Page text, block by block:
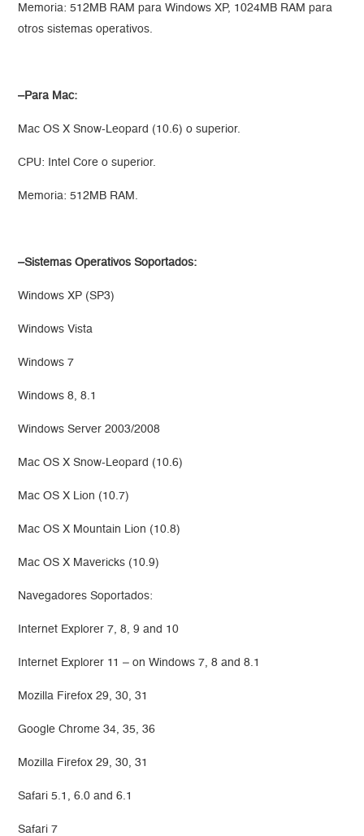
Memoria: 512MB RAM para Windows XP, 1024MB RAM para
otros sistemas operativos.
–Para Mac:
Mac OS X Snow-Leopard (10.6) o superior.
CPU: Intel Core o superior.
Memoria: 512MB RAM.
–Sistemas Operativos Soportados:
Windows XP (SP3)
Windows Vista
Windows 7
Windows 8, 8.1
Windows Server 2003/2008
Mac OS X Snow-Leopard (10.6)
Mac OS X Lion (10.7)
Mac OS X Mountain Lion (10.8)
Mac OS X Mavericks (10.9)
Navegadores Soportados:
Internet Explorer 7, 8, 9 and 10
Internet Explorer 11 – on Windows 7, 8 and 8.1
Mozilla Firefox 29, 30, 31
Google Chrome 34, 35, 36
Mozilla Firefox 29, 30, 31
Safari 5.1, 6.0 and 6.1
Safari 7